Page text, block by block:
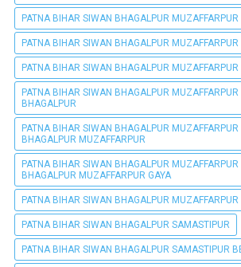
PATNA BIHAR SIWAN BHAGALPUR MUZAFFARPUR
PATNA BIHAR SIWAN BHAGALPUR MUZAFFARPUR
PATNA BIHAR SIWAN BHAGALPUR
PATNA BIHAR SIWAN BHAGALPUR
BHAGALPUR
PATNA BIHAR SIWAN BHAGALPUR
BHAGALPUR MUZAFFARPUR
PATNA BIHAR SIWAN BHAGALPUR
BHAGALPUR MUZAFFARPUR GAYA
PATNA BIHAR SIWAN BHAGALPUR MUZAFFARPUR
PATNA BIHAR SIWAN BHAGALPUR SAMASTIPUR
PATNA BIHAR SIWAN BHAGALPUR SAMASTIPUR